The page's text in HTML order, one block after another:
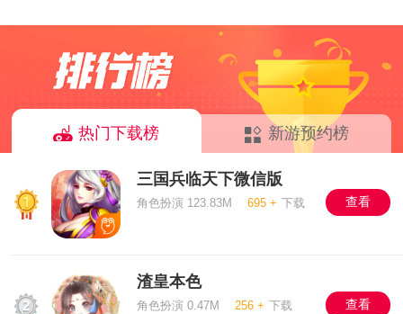
热门下载榜 新游预约榜
三国兵临天下微信版
角色扮演 123.83M 695 + 下载 查看
渣皇本色
角色扮演 0.47M 256 + 下载 查看